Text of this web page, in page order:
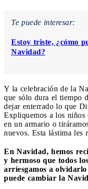
Te puede interesar:
Estoy triste, ¿cómo
Navidad?
Y la celebración de la
que sólo dura el tiempo
dejar enterrado lo que
Expliquemos a los niños
en un armario o
nuevos. Esta lástima les
En Navidad, hemos
y hermoso que todos
arriesgamos a
puede cambiar la